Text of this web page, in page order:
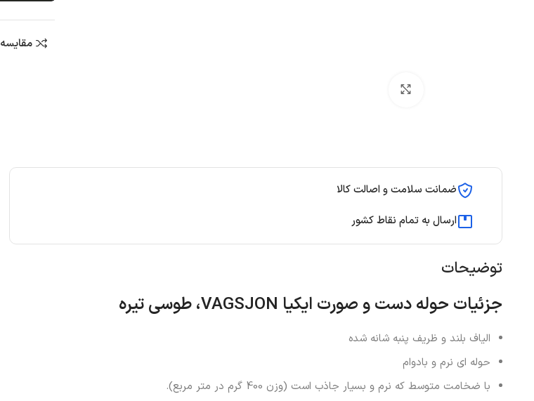
مقایسه
ضمانت سلامت و اصالت کالا
ارسال به تمام نقاط کشور
توضیحات
جزئیات حوله دست و صورت ایکیا VAGSJON، طوسی تیره
الیاف بلند و ظریف پنبه شانه شده
حوله ای نرم و بادوام
با ضخامت متوسط ​​که نرم و بسیار جاذب است (وزن 400 گرم در متر مربع).